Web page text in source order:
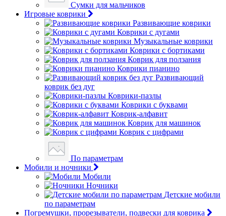
Сумки для мальчиков
Игровые коврики
Развивающие коврики
Коврики с дугами
Музыкальные коврики
Коврики с бортиками
Коврик для ползания
Коврики пианино
Развивающий
коврик без дуг
Коврики-пазлы
Коврики с буквами
Коврик-алфавит
Коврик для машинок
Коврик с цифрами
По параметрам
Мобили и ночники
Мобили
Ночники
Детские мобили
по параметрам
Погремушки, прорезыватели, подвески для коврика